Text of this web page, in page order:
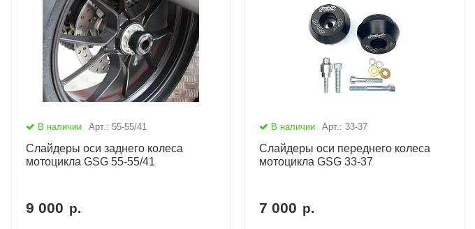
В наличии Арт.: 55-55/41
Слайдеры оси заднего колеса
мотоцикла GSG 55-55/41
9 000 р.
В наличии Арт.: 33-37
Слайдеры оси переднего колеса
мотоцикла GSG 33-37
7 000 р.